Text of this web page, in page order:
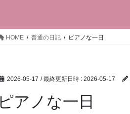
HOME 普通の日記 ピアノな一日
2026-05-17 / 最終更新日時 : 2026-05-17
ピアノな一日